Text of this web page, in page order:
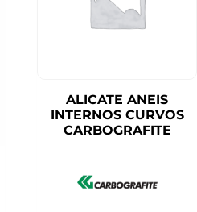
ALICATE ANEIS
INTERNOS CURVOS
CARBOGRAFITE